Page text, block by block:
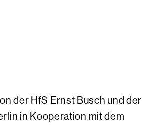
der HfS Ernst Busch und der
in Kooperation mit dem